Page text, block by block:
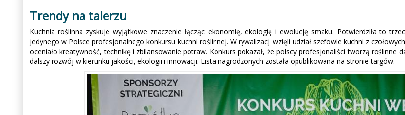
Trendy na talerzu
Kuchnia roślinna zyskuje wyjątkowe znaczenie łącząc ekonomię, ekologię i ewolucję smaku. Potwierdziła to
jedynego w Polsce profesjonalnego konkursu kuchni roślinnej. W rywalizacji wzięli udział szefowie kuchni z
oceniało kreatywność, technikę i zbilansowanie potraw. Konkurs pokazał, że polscy profesjonaliści tworzą
dalszy rozwój w kierunku jakości, ekologii i innowacji. Lista nagrodzonych została opublikowana na stronie targów.